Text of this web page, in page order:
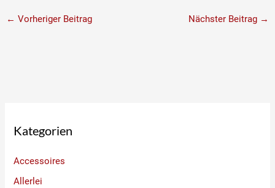
← Vorheriger Beitrag Nächster Beitrag →
Kategorien
Accessoires
Allerlei